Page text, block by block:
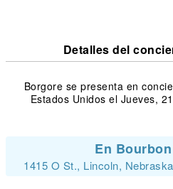
Detalles del
Borgore se presenta en
Estados Unidos el Jueves,
En
1415 O St., Lincoln,